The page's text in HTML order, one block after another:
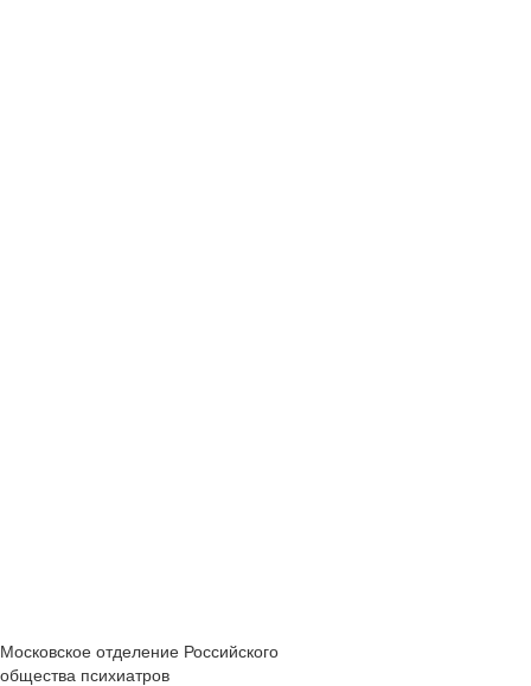
Московское отделение Российского
общества психиатров